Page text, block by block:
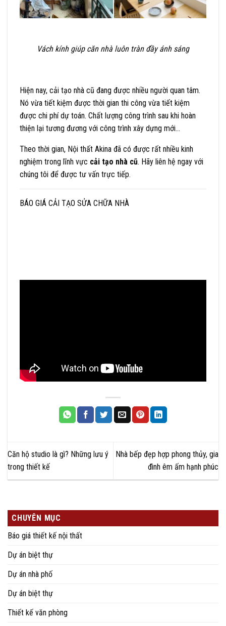
Vách kính giúp căn nhà luôn tràn đầy ánh sáng
Hiện nay, cải tạo nhà cũ đang được nhiều người quan tâm.
Nó vừa tiết kiệm được thời gian thi công vừa tiết kiệm
được chi phí dự toán. Chất lượng công trình sau khi hoàn
thiện lại tương đương với công trình xây dựng mới…
Theo thời gian, Nội thất Akina đã có được rất nhiều kinh
nghiệm trong lĩnh vực cải tạo nhà cũ. Hãy liên hệ ngay với
chúng tôi để được tư vấn trực tiếp.
BÁO GIÁ CẢI TẠO SỬA CHỮA NHÀ
Căn hộ studio là gì? Những lưu ý
trong thiết kế
Nhà bếp đẹp hợp phong thủy, gia
đình êm ấm hạnh phúc
CHUYÊN MỤC
Báo giá thiết kế nội thất
Dự án biệt thự
Dự án nhà phố
Dự án biệt thự
Thiết kế văn phòng